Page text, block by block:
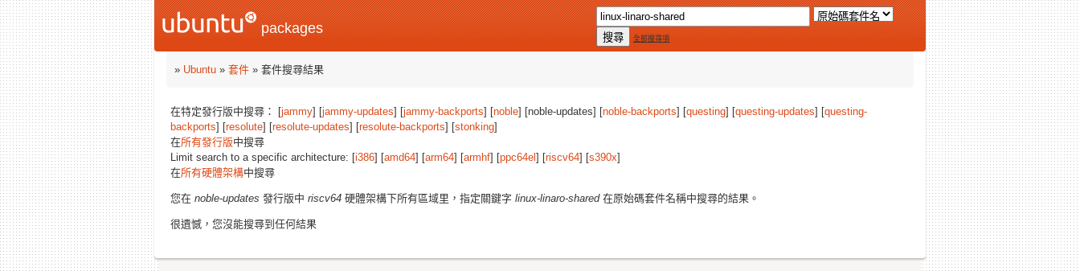
packages
全部搜尋項
» Ubuntu » 套件 » 套件搜尋結果
在特定發行版中搜尋： [jammy] [jammy-updates] [jammy-backports] [noble] [noble-updates] [noble-backports] [questing] [questing-updates] [questing-
backports] [resolute] [resolute-updates] [resolute-backports] [stonking]
在所有發行版中搜尋
Limit search to a specific architecture: [i386] [amd64] [arm64] [armhf] [ppc64el ] [riscv64] [s390x]
在所有硬體架構中搜尋
您在 noble-updates 發行版中 riscv64 硬體架構下所有區域里，指定關鍵字 linux-linaro-shared在原始碼套件名稱中搜尋的結果。
很遺憾，您沒能搜尋到任何結果